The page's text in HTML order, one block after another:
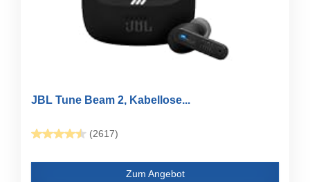
JBL Tune Beam 2, Kabellose...
(2617)
Zum Angebot